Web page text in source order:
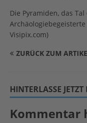
Die Pyramiden, das
Visipix.com)
ZURÜCK ZUM
HINTERLASSE
Kommentar